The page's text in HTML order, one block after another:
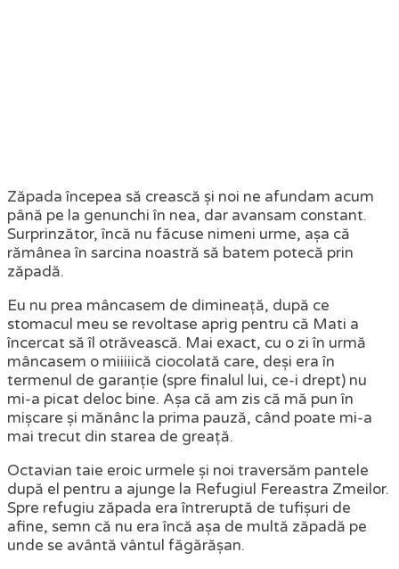
Zăpada începea să crească și noi ne afundam acum
până pe la genunchi în nea, dar avansam constant.
Surprinzător, încă nu făcuse nimeni urme, așa că
rămânea în sarcina noastră să batem potecă prin
zăpadă.
Eu nu prea mâncasem de dimineață, după ce
stomacul meu se revoltase aprig pentru că Mati a
încercat să îl otrăvească. Mai exact, cu o zi în urmă
mâncasem o miiiiică ciocolată care, deși era în
termenul de garanție (spre finalul lui, ce-i drept) nu
mi-a picat deloc bine. Așa că am zis că mă pun în
mișcare și mănânc la prima pauză, când poate mi-a
mai trecut din starea de greață.
Octavian taie eroic urmele și noi traversăm pantele
după el pentru a ajunge la Refugiul Fereastra Zmeilor.
Spre refugiu zăpada era întreruptă de tufișuri de
afine, semn că nu era încă așa de multă zăpadă pe
unde se avântă vântul făgărășan.